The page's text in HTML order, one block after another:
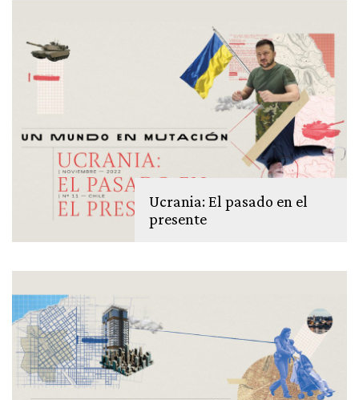
Ucrania: El pasado en el
presente